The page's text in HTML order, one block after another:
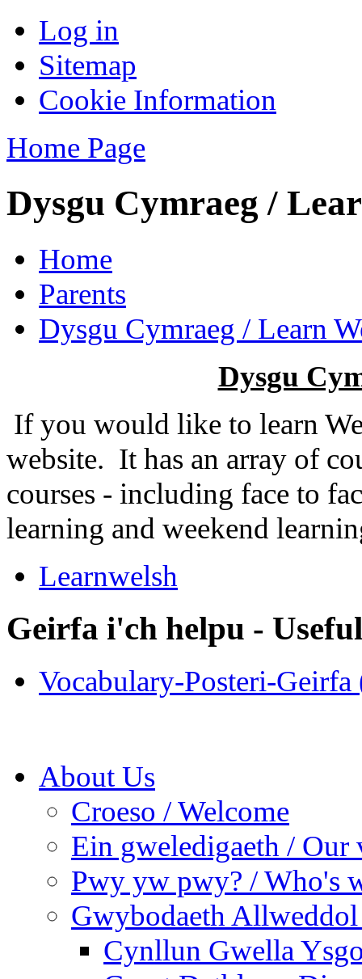
Log in
Sitemap
Cookie Information
Home Page
Dysgu Cymraeg /
Home
Parents
Dysgu Cymraeg / Learn
Dysgu
If you would like to learn
website. It has an array of
courses - including face to
learning and weekend
Learnwelsh
Geirfa i'ch helpu -
Vocabulary-Posteri-
About Us
Croeso / Welcome
Ein gweledigaeth / Our
Pwy yw pwy? / Who's
Gwybodaeth
Cynllun Gwella